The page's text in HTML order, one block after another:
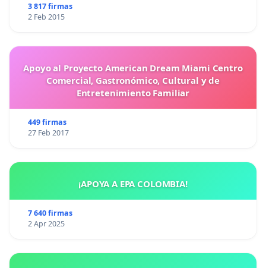
3 817 firmas
2 Feb 2015
Apoyo al Proyecto American Dream Miami Centro
Comercial, Gastronómico, Cultural y de
Entretenimiento Familiar
449 firmas
27 Feb 2017
¡APOYA A EPA COLOMBIA!
7 640 firmas
2 Apr 2025